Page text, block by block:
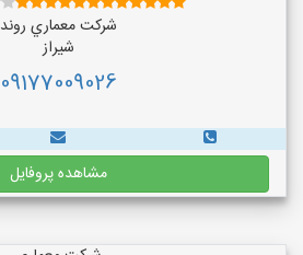
شركت معماري روند
شیراز
09177009026
مشاهده پروفایل